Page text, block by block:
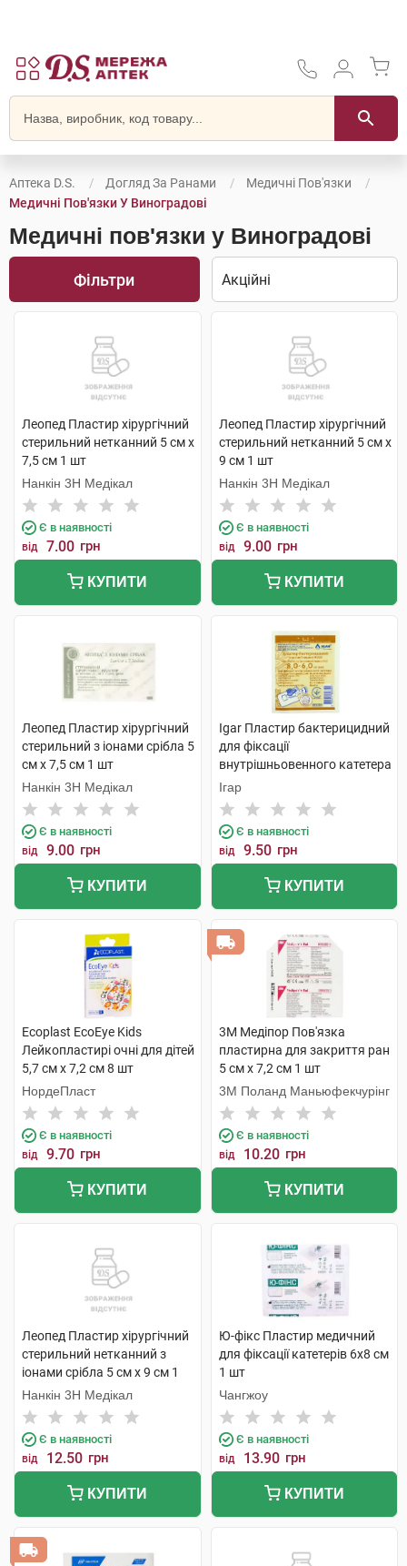
Аптека D.S. Догляд За Ранами
Медичні Пов'язки
Медичні Пов'язки У Виноградові
Медичні пов'язки у Виноградові
Фільтри
Леопед Пластир хірургічний
стерильний нетканний 5 см х
7,5 см 1 шт
Нанкін 3H Медікал
Є в наявності
від 7.00 грн
КУПИТИ
Леопед Пластир хірургічний
стерильний нетканний 5 см х
9 см 1 шт
Нанкін 3H Медікал
Є в наявності
від 9.00 грн
КУПИТИ
Леопед Пластир хірургічний
стерильний з іонами срібла 5
см х 7,5 см 1 шт
Нанкін 3H Медікал
Є в наявності
від 9.00 грн
КУПИТИ
Igar Пластир бактерицидний
для фіксації
внутрішньовенного катетера
стерильний 6 см х 8 см 1 шт
Ігар
Є в наявності
від 9.50 грн
КУПИТИ
Ecoplast EcoEye Kids
Лейкопластирі очні для дітей
5,7 см x 7,2 см 8 шт
НордеПласт
Є в наявності
від 9.70 грн
КУПИТИ
3M Медіпор Пов'язка
пластирна для закриття ран
5 см x 7,2 см 1 шт
3M Поланд Маньюфекчурінг
Є в наявності
від 10.20 грн
КУПИТИ
Леопед Пластир хірургічний
стерильний нетканний з
іонами срібла 5 см х 9 см 1
шт
Нанкін 3H Медікал
Є в наявності
від 12.50 грн
КУПИТИ
Ю-фікс Пластир медичний
для фіксації катетерів 6х8 см
1 шт
Чангжоу
Є в наявності
від 13.90 грн
КУПИТИ